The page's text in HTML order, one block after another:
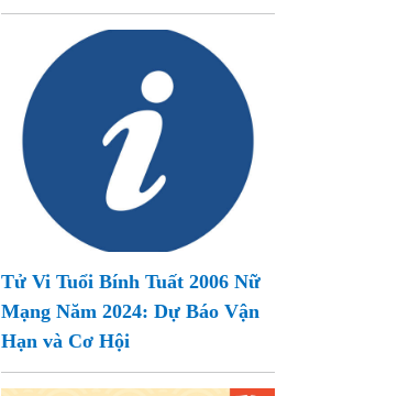
Tử Vi Tuổi Bính Tuất 2006 Nữ
Mạng Năm 2024: Dự Báo Vận
Hạn và Cơ Hội